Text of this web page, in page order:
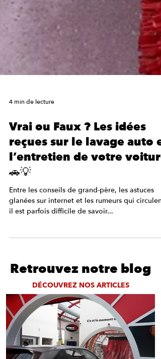
4 min de lecture
Vrai ou Faux ? Les idées
reçues sur le lavage auto et
l’entretien de votre voiture
🚗💡
glanées sur internet et les rumeurs qui
Retrouvez notre blog
DÉCOUVREZ NOS ARTICLES